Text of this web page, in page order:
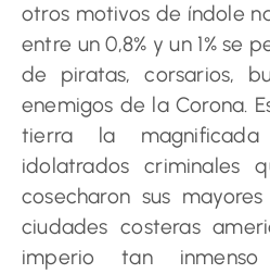
otros motivos de índole
entre un 0,8% y un 1% se
de piratas, corsarios,
enemigos de la Corona.
tierra la
idolatrados criminales
cosecharon sus
ciudades costeras
imperio tan